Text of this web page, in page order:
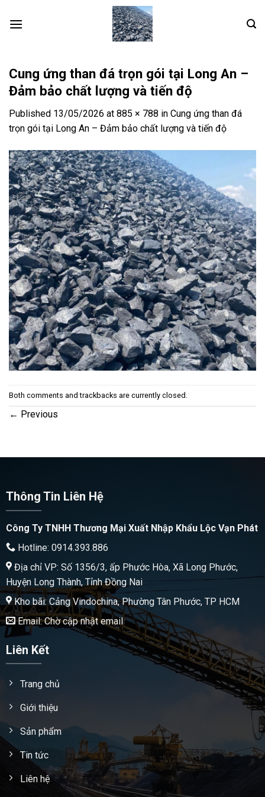
Cung ứng than đá trọn gói tại Long An –
Đảm bảo chất lượng và tiến độ
Published 13/05/2026 at 885 × 788 in Cung ứng than đá
trọn gói tại Long An – Đảm bảo chất lượng và tiến độ
Both comments and trackbacks are currently closed.
← Previous
Thông Tin Liên Hệ
Công Ty TNHH Thương Mại Xuất Nhập Khẩu Lộc Vạn Phát
Hotline: 0914.393.886
Địa chỉ VP: Số 1356/3, ấp Phước Hòa, Xã Long Phước,
Huyện Long Thành, Tỉnh Đồng Nai
Kho bãi: Cảng Vindochina, Phường Tân Phước, TP HCM
Email: Chờ cập nhật email
Liên Kết
Trang chủ
Giới thiệu
Sản phẩm
Tin tức
Liên hệ